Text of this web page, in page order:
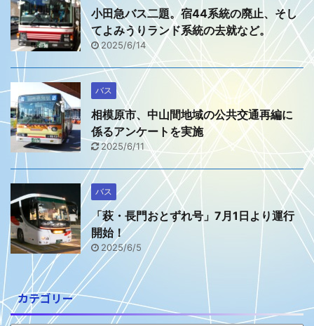
小田急バス二題。宿44系統の廃止、そし
てよみうりランド系統の去就など。
2025/6/14
バス
相模原市、中山間地域の公共交通再編に
係るアンケートを実施
2025/6/11
バス
「萩・長門おとずれ号」7月1日より運行
開始！
2025/6/5
カテゴリー